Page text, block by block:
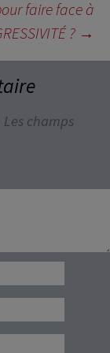
faire face à
? →
Les champs